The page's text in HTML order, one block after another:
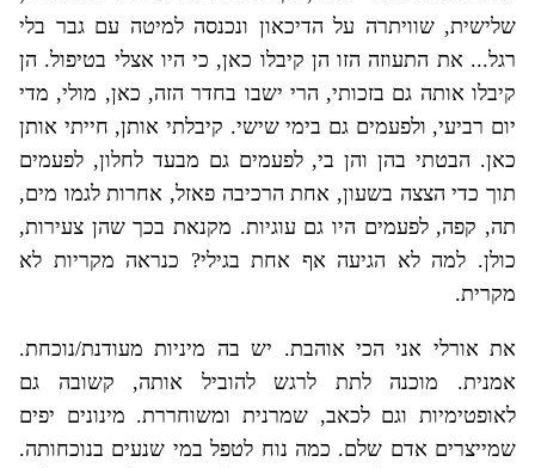
שלישית, שוויתרה על הדיכאון ונכנסה למיטה עם גבר בלי
רגל... את התעוזה הזו הן קיבלו כאן, כי היו אצלי בטיפול. הן
קיבלו אותה גם בזכותי, הרי ישבו בחדר הזה, כאן, מולי, מדי
יום רביעי, ולפעמים גם בימי שישי. קיבלתי אותן, חייתי אותן
כאן. הבטתי בהן והן בי, לפעמים גם מבעד לחלון, לפעמים
תוך כדי הצצה בשעון, אחת הרכיבה פאזל, אחרות לגמו מים,
תה, קפה, לפעמים היו גם עוגיות. מקנאת בכך שהן צעירות,
כולן. למה לא הגיעה אף אחת בגילי? כנראה מקריות לא
מקרית.
את אורלי אני הכי אוהבת. יש בה מיניות מעודנת/נוכחת.
אמנית. מוכנה לתת לרגש להוביל אותה, קשובה גם
לאופטימיות וגם לכאב, שמרנית ומשוחררת. מינונים יפים
שמייצרים אדם שלם. כמה נוח לטפל במי שנעים בנוכחותה.